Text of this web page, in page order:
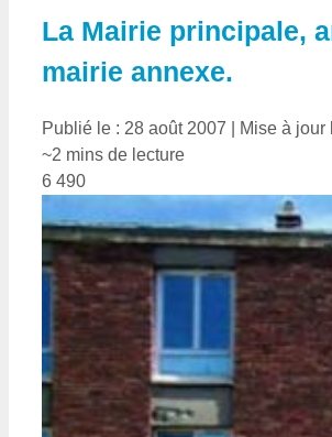
La Mairie principale,
mairie annexe.
Publié le : 28 août 2007
Mise à jour
~2 mins de lecture
6 490